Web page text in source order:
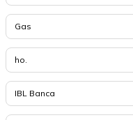
Gas
ho.
IBL Banca